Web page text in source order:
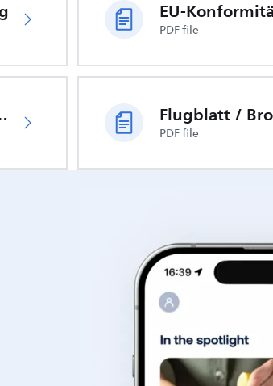
PDF file
Flugblatt /
PDF file